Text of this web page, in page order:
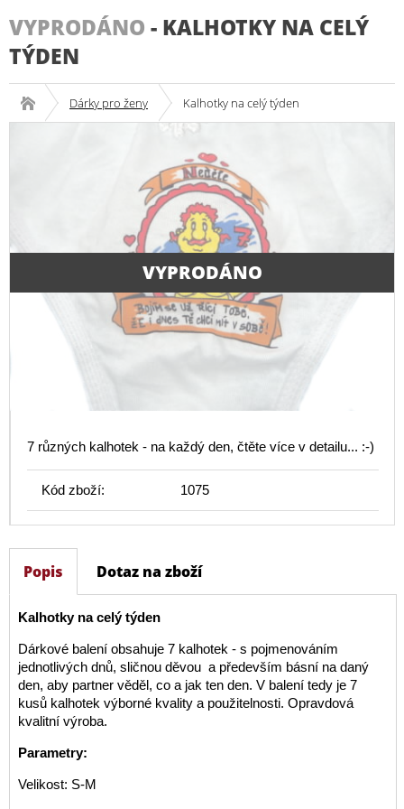
VYPRODÁNO - KALHOTKY NA CELÝ
TÝDEN
Dárky pro ženy Kalhotky na celý týden
VYPRODÁNO
7 různých kalhotek - na každý den, čtěte více v detailu... :-)
Kód zboží: 1075
Popis Dotaz na zboží
Kalhotky na celý týden
Dárkové balení obsahuje 7 kalhotek - s pojmenováním
jednotlivých dnů, sličnou děvou a především básní na daný
den, aby partner věděl, co a jak ten den. V balení tedy je 7
kusů kalhotek výborné kvality a použitelnosti. Opravdová
kvalitní výroba.
Parametry:
Velikost: S-M